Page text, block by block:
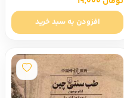
افزودن به سبد خرید